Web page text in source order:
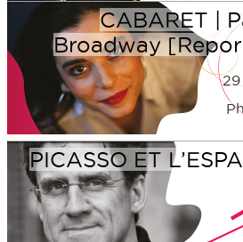
CABARET |
Broadway
29
PICASSO ET